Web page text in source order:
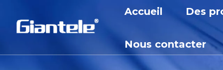
Accueil Des
Nous contacter